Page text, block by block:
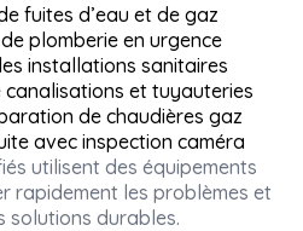
fuites d’eau et de gaz
plomberie en urgence
installations sanitaires
et tuyauteries
de chaudières gaz
avec inspection caméra
utilisent des équipements
rapidement les problèmes et
solutions durables.